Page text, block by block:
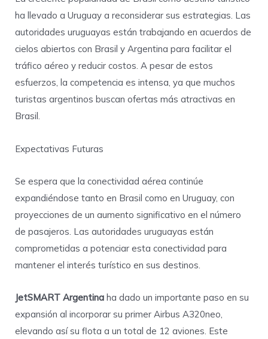
ha llevado a Uruguay a reconsiderar sus estrategias. Las
autoridades uruguayas están trabajando en acuerdos de
cielos abiertos con Brasil y Argentina para facilitar el
tráfico aéreo y reducir costos. A pesar de estos
esfuerzos, la competencia es intensa, ya que muchos
turistas argentinos buscan ofertas más atractivas en
Brasil.
Expectativas Futuras
Se espera que la conectividad aérea continúe
expandiéndose tanto en Brasil como en Uruguay, con
proyecciones de un aumento significativo en el número
de pasajeros. Las autoridades uruguayas están
comprometidas a potenciar esta conectividad para
mantener el interés turístico en sus destinos.
JetSMART Argentina ha dado un importante paso en su
expansión al incorporar su primer Airbus A320neo,
elevando así su flota a un total de 12 aviones. Este